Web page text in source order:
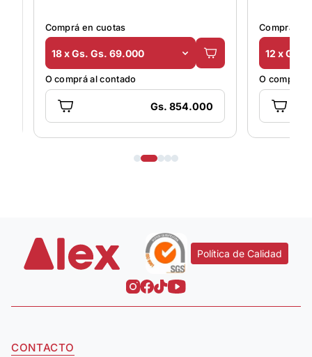
Comprá en cuotas
18 x Gs. Gs. 69.000
O comprá al contado
Gs. 854.000
Comprá en
12 x Gs.
O comprá
Política de Calidad
CONTACTO